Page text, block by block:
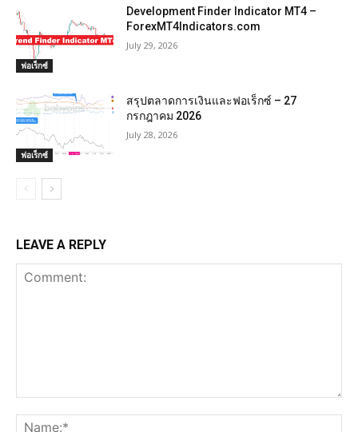
ฟอเร็กซ์
Development Finder Indicator MT4 –
ForexMT4Indicators.com
July 29, 2026
ฟอเร็กซ์
สรุปตลาดการเงินและฟอเร็กซ์ – 27
กรกฎาคม 2026
July 28, 2026
LEAVE A REPLY